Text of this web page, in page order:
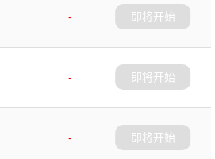
-
即将开始
-
即将开始
-
即将开始